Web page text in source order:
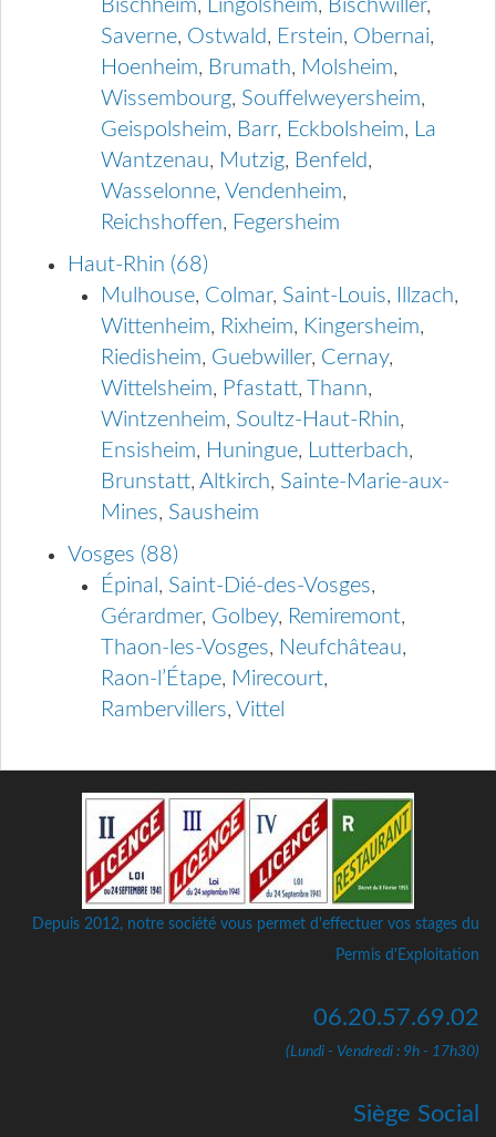
Bischheim, Lingolsheim, Bischwiller,
Saverne, Ostwald, Erstein, Obernai,
Hoenheim, Brumath, Molsheim,
Wissembourg, Souffelweyersheim,
Geispolsheim, Barr, Eckbolsheim, La
Wantzenau, Mutzig, Benfeld,
Wasselonne, Vendenheim,
Reichshoffen, Fegersheim
Haut-Rhin (68)
Mulhouse, Colmar, Saint-Louis, Illzach,
Wittenheim, Rixheim, Kingersheim,
Riedisheim, Guebwiller, Cernay,
Wittelsheim, Pfastatt, Thann,
Wintzenheim, Soultz-Haut-Rhin,
Ensisheim, Huningue, Lutterbach,
Brunstatt, Altkirch, Sainte-Marie-aux-
Mines, Sausheim
Vosges (88)
Épinal , Saint-Dié-des-Vosges,
Gérardmer, Golbey, Remiremont,
Thaon-les-Vosges, Neufchâteau,
Raon-l’Étape, Mirecourt,
Rambervillers, Vittel
Depuis 2012, notre société vous permet d'effectuer vos stages du
Permis d'Exploitation
06.20.57.69.02
(Lundi - Vendredi : 9h - 17h30)
Siège Social